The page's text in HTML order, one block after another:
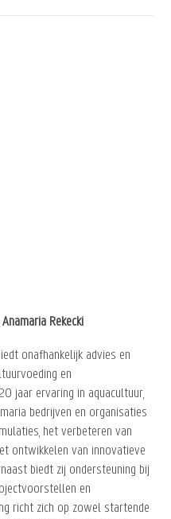
Rekecki
onafhankelijk advies en
en
jaar ervaring in aquacultuur,
bedrijven en organisaties
het verbeteren van
ontwikkelen van innovatieve
biedt zij ondersteuning bij
en
richt zich op zowel startende